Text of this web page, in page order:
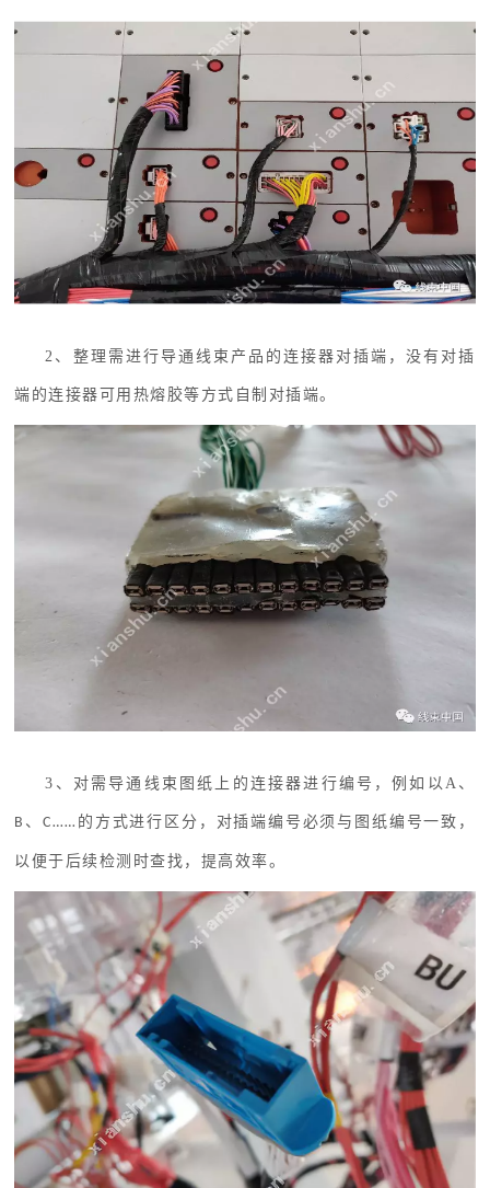
2、 整理需进行导通线束产品的连接器对插端，没有对插
端的连接器可用热熔胶等方式自制对插端。
3、对需导通线束图纸上的连接器进行编号，例如以A、
B 、C…… 的方式进行区分，对插端编号必须与图纸编号一致，
以便于后续检测时查找，提高效率。